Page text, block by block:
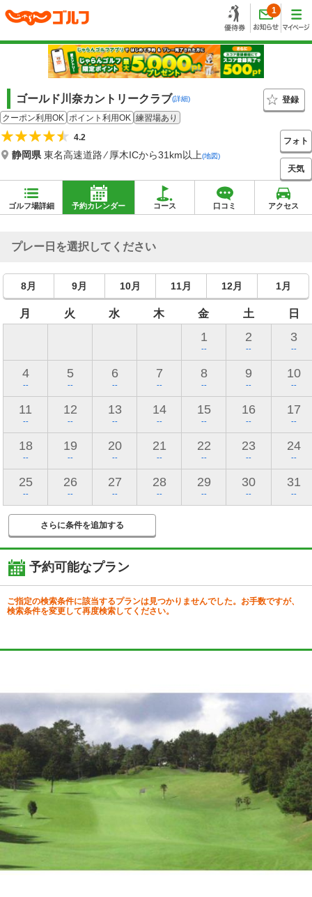
1
ゴールド川奈カントリークラブ(詳細)
登録
クーポン利用OK ポイント利用OK 練習場あり
4.2
静岡県東名高速道路 ⁄ 厚木ICから31km以上(地図)
フォト
天気
ゴルフ場詳細 予約カレンダー コース 口コミ アクセス
プレー日を選択してください
8月 9月 10月 11月 12月 1月
月 火 水 木 金 土 日
1
--
2
--
3
--
4
--
5
--
6
--
7
--
8
--
9
--
10
--
11
--
12
--
13
--
14
--
15
--
16
--
17
--
18
--
19
--
20
--
21
--
22
--
23
--
24
--
25
--
26
--
27
--
28
--
29
--
30
--
31
--
さらに条件を追加する
予約可能なプラン
ご指定の検索条件に該当するプランは見つかりませんでした。お手数ですが、
検索条件を変更して再度検索してください。